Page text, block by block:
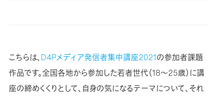
こちらは、 D4Pメディア発信者集中講座2021の参加者課題
作品です。全国各地から参加した若者世代（18～25歳）に講
座の締めくくりとして、自身の気になるテーマについて、それ